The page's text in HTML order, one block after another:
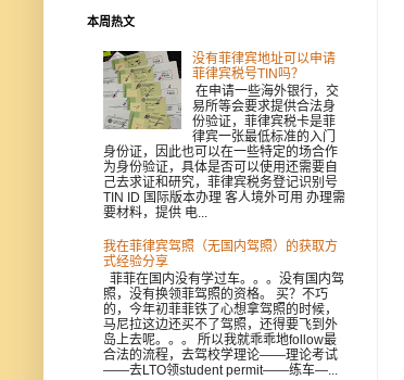
本周热文
没有菲律宾地址可以申请
菲律宾税号TIN吗？
在申请一些海外银行，交
易所等会要求提供合法身
份验证，菲律宾税卡是菲
律宾一张最低标准的入门
身份证，因此也可以在一些特定的场合作
为身份验证，具体是否可以使用还需要自
己去求证和研究，菲律宾税务登记识别号
TIN ID 国际版本办理 客人境外可用 办理需
要材料，提供 电...
我在菲律宾驾照（无国内驾照）的获取方
式经验分享
菲菲在国内没有学过车。。。没有国内驾
照，没有换领菲驾照的资格。 买？不巧
的，今年初菲菲铁了心想拿驾照的时候，
马尼拉这边还买不了驾照，还得要飞到外
岛上去呢。。。 所以我就乖乖地follow最
合法的流程，去驾校学理论——理论考试
——去LTO领student permit——练车—...